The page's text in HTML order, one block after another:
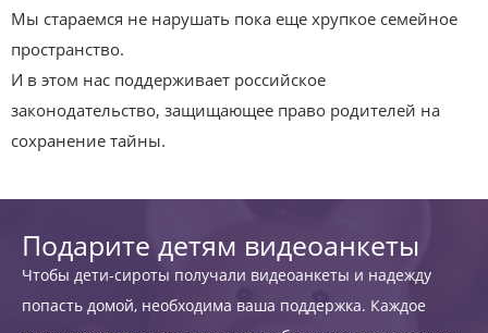
Мы стараемся не нарушать пока еще хрупкое семейное
пространство.
И в этом нас поддерживает российское
законодательство, защищающее право родителей на
сохранение тайны.
Подарите детям видеоанкеты
Чтобы дети-сироты получали видеоанкеты и надежду
попасть домой, необходима ваша поддержка. Каждое